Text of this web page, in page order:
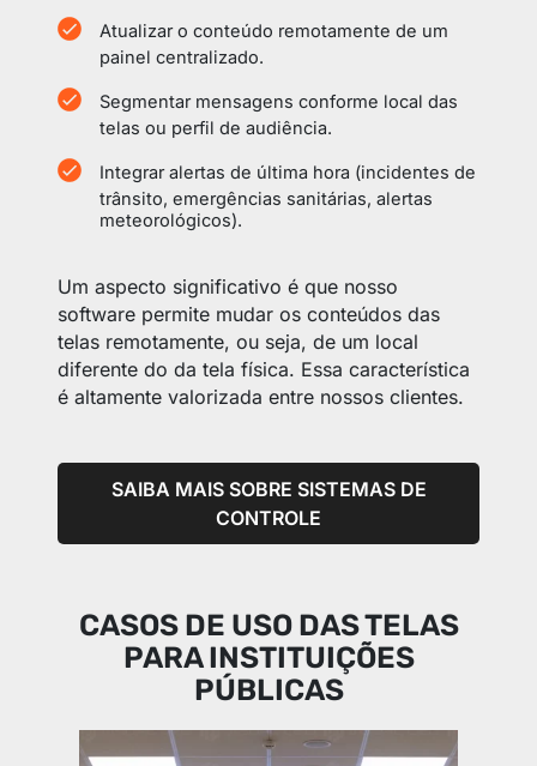
Atualizar o conteúdo remotamente de um
painel centralizado.
Segmentar mensagens conforme local das
telas ou perfil de audiência.
Integrar alertas de última hora (incidentes de
trânsito, emergências sanitárias, alertas
meteorológicos).
Um aspecto significativo é que nosso
software permite mudar os conteúdos das
telas remotamente, ou seja, de um local
diferente do da tela física. Essa característica
é altamente valorizada entre nossos clientes.
SAIBA MAIS SOBRE SISTEMAS DE
CONTROLE
CASOS DE USO DAS TELAS
PARA INSTITUIÇÕES
PÚBLICAS